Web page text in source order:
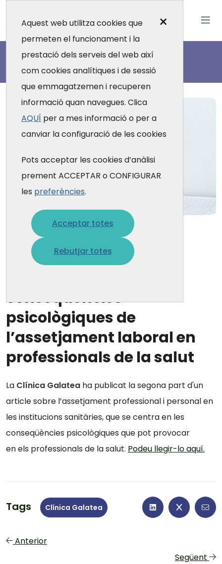
×
Aquest web utilitza cookies que
permeten el funcionament i la
prestació dels serveis del web així
com cookies analítiques i de sessió
que emmagatzemen i recuperen
informació quan navegues. Clica
AQUÍ per a mes informació o per a
canviar la configuració de les cookies
Pots acceptar les cookies d’anàlisi
prement ACCEPTAR o CONFIGURAR
les preferències.
Acceptar totes
Rebutjar totes
Actualitat
2 jul. 2026
Nou artícle de Clínica
conseqüències
psicològiques de
l’assetjament laboral en
professionals de la salut
La Clínica Galatea ha publicat la segona part d'un
article sobre l’assetjament professional i personal en
les institucions sanitàries, que se centra en les
conseqüències psicològiques que pot provocar
en els professionals de la salut. Podeu llegir-lo aquí.
Tags Clínica Galatea
Anterior
Següent